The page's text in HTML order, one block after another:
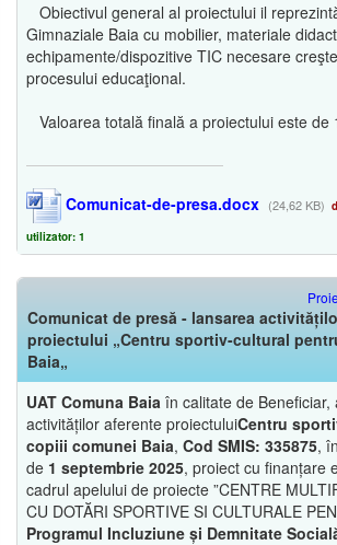
Obiectivul general al proiectului il
Gimnaziale Baia cu mobilier, materiale
echipamente/dispozitive TIC necesare
procesului educaţional.
Valoarea totală finală a proiectului este de
Comunicat-de-presa.docx (24,62 KB)
utilizator: 1
Comunicat de presă - lansarea
proiectului „Centru sportiv-cultural
Baia„
UAT Comuna Baia în calitate de
activităților aferente proiectuluiCentru
copiii comunei Baia, Cod SMIS: 335875,
de 1 septembrie 2025, proiect cu finanțare
cadrul apelului de proiecte ”CENTRE
CU DOTĂRI SPORTIVE SI CULTURALE
Programul Incluziune și Demnitate